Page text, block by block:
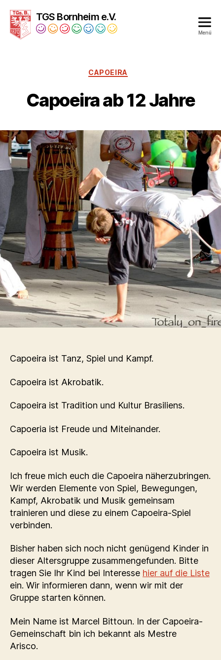
TGS Bornheim e.V.
Menü
CAPOEIRA
Capoeira ab 12 Jahre
Capoeira ist Tanz, Spiel und Kampf.
Capoeira ist Akrobatik.
Capoeira ist Tradition und Kultur Brasiliens.
Capoeria ist Freude und Miteinander.
Capoeira ist Musik.
Ich freue mich euch die Capoeira näherzubringen.
Wir werden Elemente von Spiel, Bewegungen,
Kampf, Akrobatik und Musik gemeinsam
trainieren und diese zu einem Capoeira-Spiel
verbinden.
Bisher haben sich noch nicht genügend Kinder in
dieser Altersgruppe zusammengefunden. Bitte
tragen Sie Ihr Kind bei Interesse hier auf die Liste
ein. Wir informieren dann, wenn wir mit der
Gruppe starten können.
Mein Name ist Marcel Bittoun. In der Capoeira-
Gemeinschaft bin ich bekannt als Mestre
Arisco.